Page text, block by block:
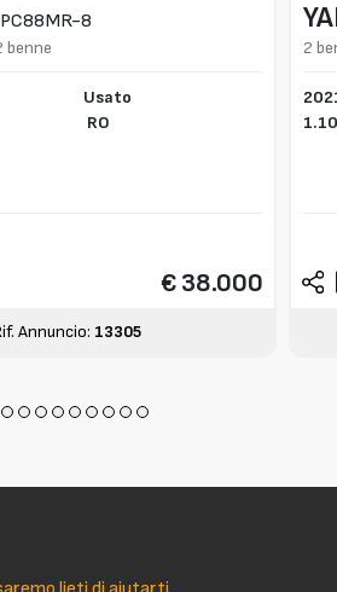
PC88MR-8
benne
Usato
RO
€ 38.000
Annuncio: 13305
2